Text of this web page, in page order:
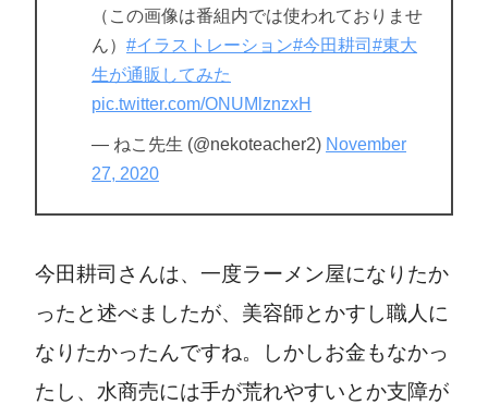
（この画像は番組内では使われておりませ
ん） #イラストレーション#今田耕司 #東大
生が通販してみた
pic.twitter.com/ONUMlznzxH
— ねこ先生 (@nekoteacher2) November
27, 2020
今田耕司さんは、一度ラーメン屋になりたか
ったと述べましたが、美容師とかすし職人に
なりたかったんですね。しかしお金もなかっ
たし、水商売には手が荒れやすいとか支障が